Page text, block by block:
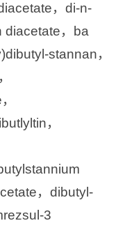
，di-n-
diacetate，ba
stannan，
，
，dibutyl-
3